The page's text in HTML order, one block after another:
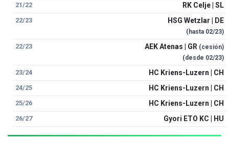
21/22 RK Celje | SL
22/23 HSG Wetzlar | DE
(hasta 02/23)
22/23 AEK Atenas | GR (cesión)
(desde 02/23)
23/24 HC Kriens-Luzern | CH
24/25 HC Kriens-Luzern | CH
25/26 HC Kriens-Luzern | CH
26/27 Gyori ETO KC | HU